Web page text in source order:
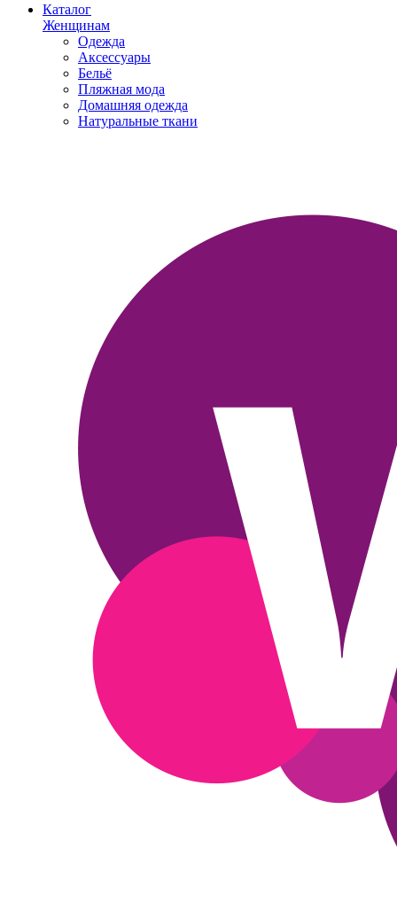
Каталог
Женщинам
Одежда
Аксессуары
Бельё
Пляжная мода
Домашняя одежда
Натуральные ткани